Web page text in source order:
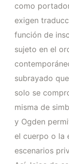
como
exigen
función de
sujeto en el
subrayado
solo se
misma de
y Ogden
el cuerpo o la
escenarios